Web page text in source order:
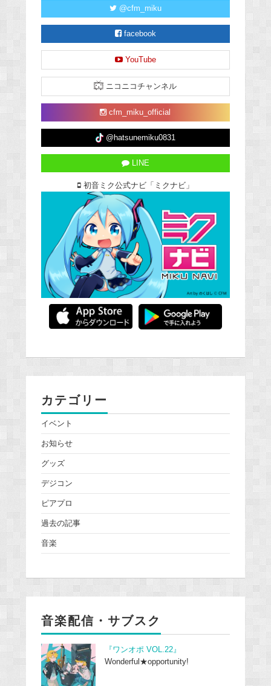
@cfm_miku
facebook
YouTube
ニコニコチャンネル
cfm_miku_official
@hatsunemiku0831
LINE
初音ミク公式ナビ「ミクナビ」
カテゴリー
イベント
お知らせ
グッズ
デジコン
ピアプロ
過去の記事
音楽
音楽配信・サブスク
『ワンオポ VOL.22』
Wonderful★opportunity!